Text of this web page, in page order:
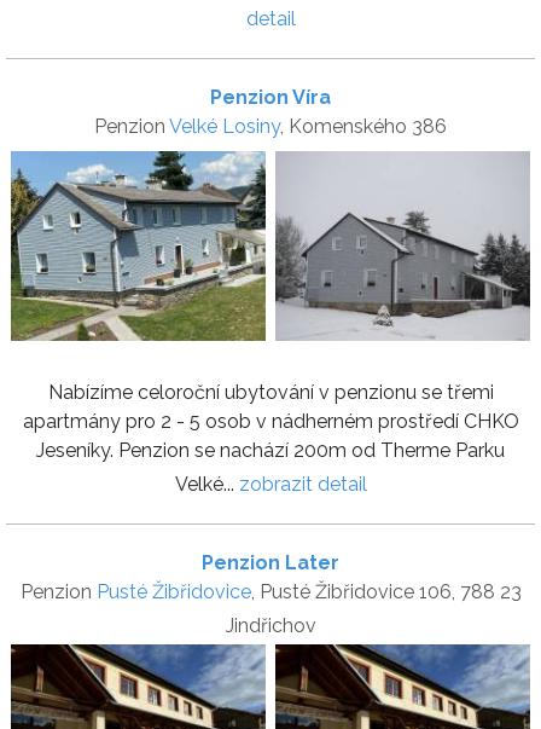
detail
Penzion Víra
Penzion Velké Losiny, Komenského 386
Nabízíme celoroční ubytování v penzionu se třemi
apartmány pro 2 - 5 osob v nádherném prostředí CHKO
Jeseníky. Penzion se nachází 200m od Therme Parku
Velké... zobrazit detail
Penzion Later
Penzion Pusté Žibřidovice, Pusté Žibřidovice 106, 788 23
Jindřichov